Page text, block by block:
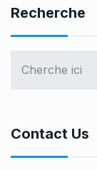
Recherche
Contact Us